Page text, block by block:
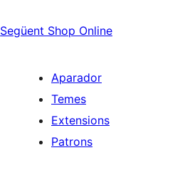
Següent Shop Online
Aparador
Temes
Extensions
Patrons